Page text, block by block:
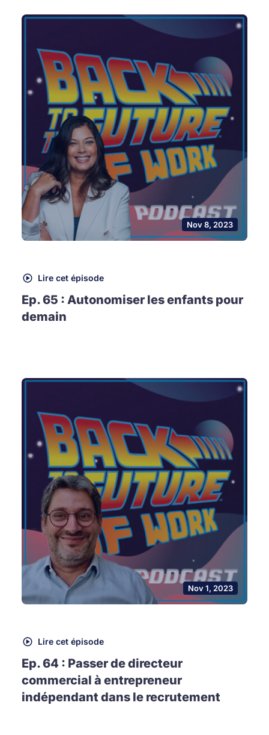
Nov 8, 2023
Lire cet épisode
Ep. 65 : Autonomiser les enfants pour
demain
Nov 1, 2023
Lire cet épisode
Ep. 64 : Passer de directeur
commercial à entrepreneur
indépendant dans le recrutement